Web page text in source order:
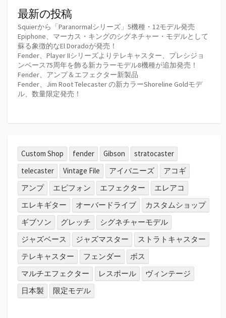
最新の投稿
Squierから「Paranormalシリーズ」5機種・12モデル発売
Epiphone、マーカス・キングのシグネチャー・モデルとして
蘇る象徴的なEl Doradoが発売！
Fender、Player IIシリーズよりテレキャスター、プレシジョ
ンベース75周年を飾る新カラーモデル8機種が追加発売！
Fender、アンプ＆エフェクター新製品
Fender、Jim Root Telecaster の新カラーShoreline Goldモデ
ル、数量限定発売！
Custom Shop fender Gibson
stratocaster
telecaster
Vintage File アイバニーズ
アコギ
アンプ
エピフォン エフェクター
エレアコ
エレキギター
オーバードライブ
カスタムショップ
ギブソン
グレッチ
シグネチャーモデル
ジャズベース
ジャズマスター
ストラトキャスター
テレキャスター
フェンダー
ボス
マルチエフェクター
レスポール
ヴィンテージ
日本製
限定モデル